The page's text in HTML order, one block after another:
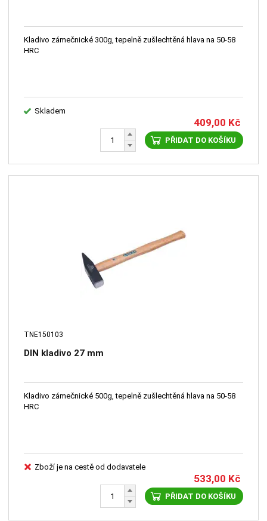
Kladivo zámečnické 300g, tepelně zušlechtěná hlava na 50-58
HRC
Skladem
409,00 Kč
PŘIDAT DO KOŠÍKU
TNE150103
DIN kladivo 27 mm
Kladivo zámečnické 500g, tepelně zušlechtěná hlava na 50-58
HRC
Zboží je na cestě od dodavatele
533,00 Kč
PŘIDAT DO KOŠÍKU